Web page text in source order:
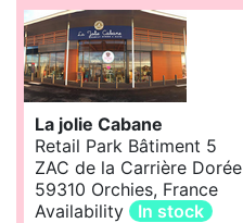
La jolie Cabane
Retail Park Bâtiment 5
ZAC de la Carrière Dorée
59310 Orchies, France
Availability
In stock